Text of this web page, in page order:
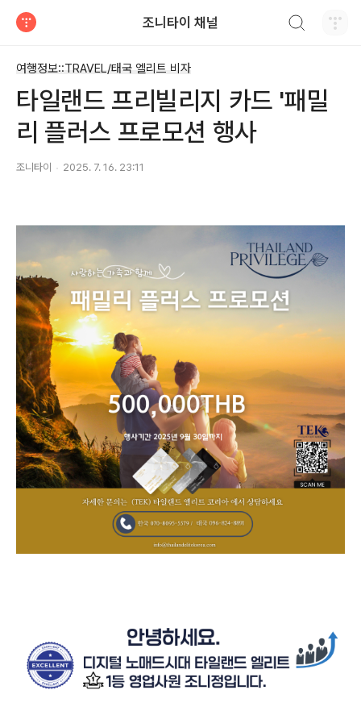
조니타이 채널
여행정보::TRAVEL/태국 엘리트 비자
타일랜드 프리빌리지 카드 '패밀
리 플러스 프로모션 행사
조니타이 2025. 7. 16. 23:11